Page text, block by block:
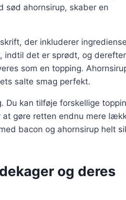
sød ahornsirup, skaber en
der inkluderer
det er sprødt, og
som en topping.
salte smag perfekt.
Du kan tilføje forskellige
gøre retten endnu mere
bacon og ahornsirup helt
og deres